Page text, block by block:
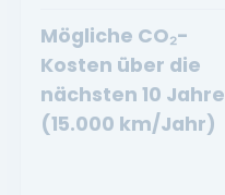
Mögliche CO₂-
Kosten über die
nächsten 10 Jahre
(15.000 km/Jahr)